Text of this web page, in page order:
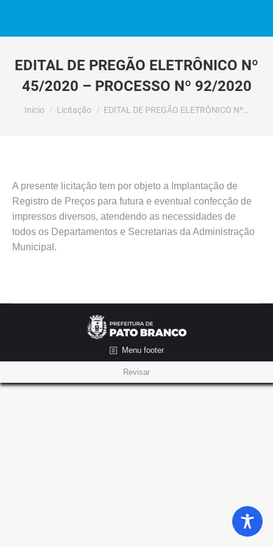
EDITAL DE PREGÃO ELETRÔNICO Nº
45/2020 – PROCESSO Nº 92/2020
Você está aqui:
Início Licitação EDITAL DE PREGÃO ELETRÔNICO Nº…
A presente licitação tem por objeto a Implantação de
Registro de Preços para futura e eventual confecção de
impressos diversos, atendendo as necessidades de
todos os Departamentos e Secretarias da Administração
Municipal.
Menu footer
Revisar